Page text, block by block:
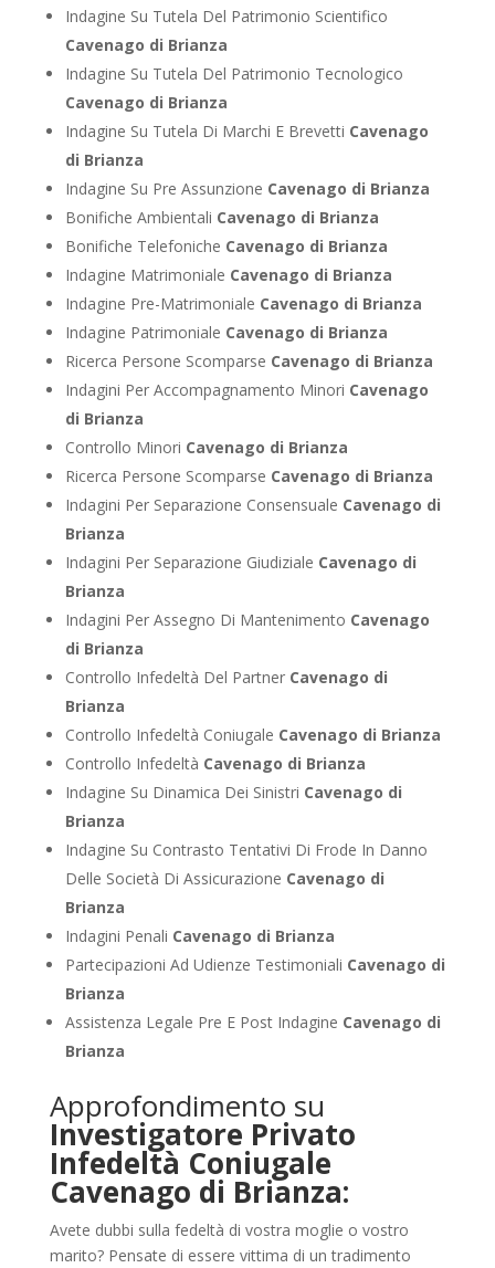
Indagine Su Tutela Del Patrimonio Scientifico
Cavenago di Brianza
Indagine Su Tutela Del Patrimonio Tecnologico
Cavenago di Brianza
Indagine Su Tutela Di Marchi E Brevetti Cavenago
di Brianza
Indagine Su Pre Assunzione Cavenago di Brianza
Bonifiche Ambientali Cavenago di Brianza
Bonifiche Telefoniche Cavenago di Brianza
Indagine Matrimoniale Cavenago di Brianza
Indagine Pre-Matrimoniale Cavenago di Brianza
Indagine Patrimoniale Cavenago di Brianza
Ricerca Persone Scomparse Cavenago di Brianza
Indagini Per Accompagnamento Minori Cavenago
di Brianza
Controllo Minori Cavenago di Brianza
Ricerca Persone Scomparse Cavenago di Brianza
Indagini Per Separazione Consensuale Cavenago di
Brianza
Indagini Per Separazione Giudiziale Cavenago di
Brianza
Indagini Per Assegno Di Mantenimento Cavenago
di Brianza
Controllo Infedeltà Del Partner Cavenago di
Brianza
Controllo Infedeltà Coniugale Cavenago di Brianza
Controllo Infedeltà Cavenago di Brianza
Indagine Su Dinamica Dei Sinistri Cavenago di
Brianza
Indagine Su Contrasto Tentativi Di Frode In Danno
Delle Società Di Assicurazione Cavenago di
Brianza
Indagini Penali Cavenago di Brianza
Partecipazioni Ad Udienze Testimoniali Cavenago di
Brianza
Assistenza Legale Pre E Post Indagine Cavenago di
Brianza
Approfondimento su
Investigatore Privato
Infedeltà Coniugale
Cavenago di Brianza:
Avete dubbi sulla fedeltà di vostra moglie o vostro
marito? Pensate di essere vittima di un tradimento